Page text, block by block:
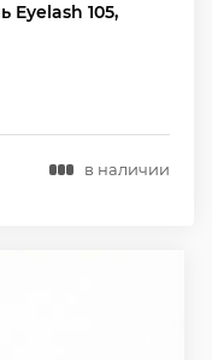
Eyelash 105,
в наличии